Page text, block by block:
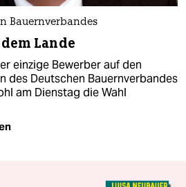
Bauernverbandes
Lande
einzige Bewerber auf den
des Deutschen Bauernverbandes
am Dienstag die Wahl